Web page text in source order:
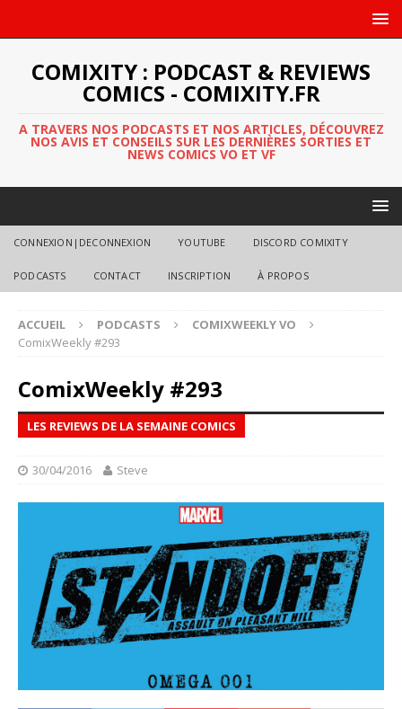
COMIXITY : PODCAST & REVIEWS
COMICS - COMIXITY.FR
A TRAVERS NOS PODCASTS ET NOS ARTICLES, DÉCOUVREZ
NOS AVIS ET CONSEILS SUR LES DERNIÈRES SORTIES ET
NEWS COMICS VO ET VF
CONNEXION|DECONNEXION YOUTUBE DISCORD COMIXITY
PODCASTS CONTACT INSCRIPTION À PROPOS
ACCUEIL PODCASTS
COMIXWEEKLY VO
ComixWeekly #293
ComixWeekly #293
LES REVIEWS DE LA SEMAINE COMICS
30/04/2016 Steve